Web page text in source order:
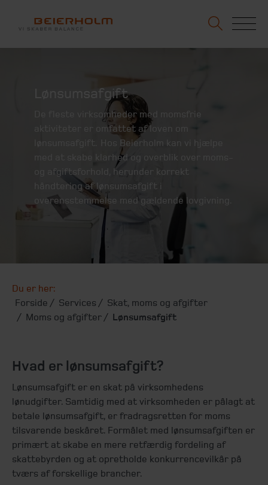
Lønsumsafgift
De fleste virksomheder med momsfrie
aktiviteter er omfattet af loven om
lønsumsafgift. Hos Beierholm kan vi hjælpe
med at skabe klarhed og overblik over moms-
og afgiftsforhold, herunder korrekt
håndtering af lønsumsafgift i
overensstemmelse med gældende lovgivning.
Du er her:
Forside
Services
Skat, moms og afgifter
Moms og afgifter
Lønsumsafgift
Hvad er lønsumsafgift?
Lønsumsafgift er en skat på virksomhedens
lønudgifter. Samtidig med at virksomheden er pålagt at
betale lønsumsafgift, er fradragsretten for moms
tilsvarende beskåret. Formålet med lønsumsafgiften er
primært at skabe en mere retfærdig fordeling af
skattebyrden og at opretholde konkurrencevilkår på
tværs af forskellige brancher.